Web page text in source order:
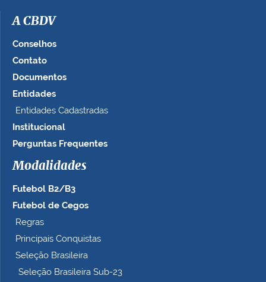
A CBDV
Conselhos
Contato
Documentos
Entidades
Entidades Cadastradas
Institucional
Perguntas Frequentes
Modalidades
Futebol B2/B3
Futebol de Cegos
Regras
Principais Conquistas
Seleção Brasileira
Seleção Brasileira Sub-23